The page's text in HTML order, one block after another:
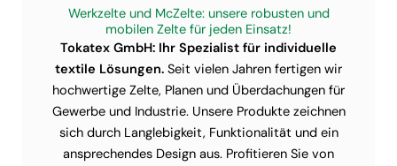
Werkzelte und McZelte: unsere robusten und
mobilen Zelte für jeden Einsatz!
Tokatex GmbH: Ihr Spezialist für individuelle
textile Lösungen. Seit vielen Jahren fertigen wir
hochwertige Zelte, Planen und Überdachungen für
Gewerbe und Industrie. Unsere Produkte zeichnen
sich durch Langlebigkeit, Funktionalität und ein
ansprechendes Design aus. Profitieren Sie von